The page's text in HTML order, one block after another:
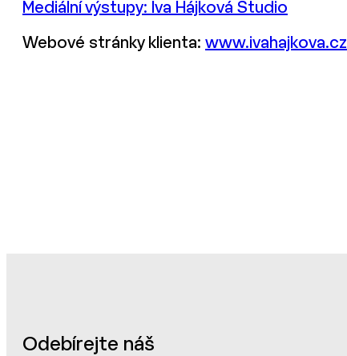
Mediální výstupy: Iva Hájková Studio
Webové stránky klienta: www.ivahajkova.cz
Odebírejte náš